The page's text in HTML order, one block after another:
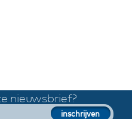
nieuwsbrief?